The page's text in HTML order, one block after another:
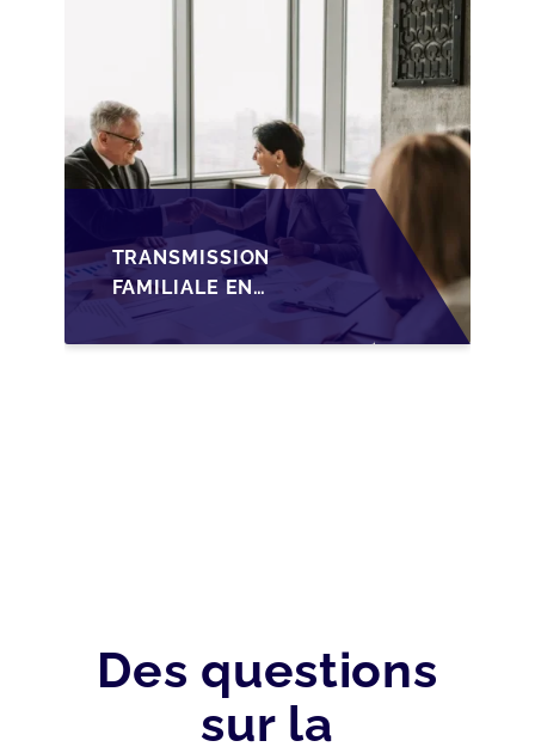
TRANSMISSION
FAMILIALE EN
WALLONIE :
NOUVELLES
Des questions
sur la